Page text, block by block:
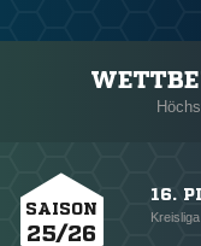
SAISON
25/26
16.